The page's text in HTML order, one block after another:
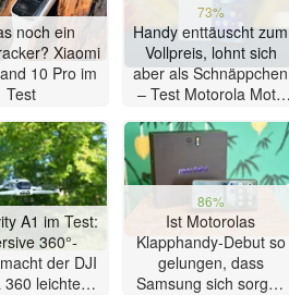
noch ein
Xiaomi
10 Pro im
Test
73%
Handy enttäuscht zum
Vollpreis, lohnt sich
aber als Schnäppchen
– Test Motorola Moto
A1 im Test:
360°-
der DJI
360 leichte
86%
Ist Motorolas
Klapphandy-Debut so
gelungen, dass
Samsung sich sorgen